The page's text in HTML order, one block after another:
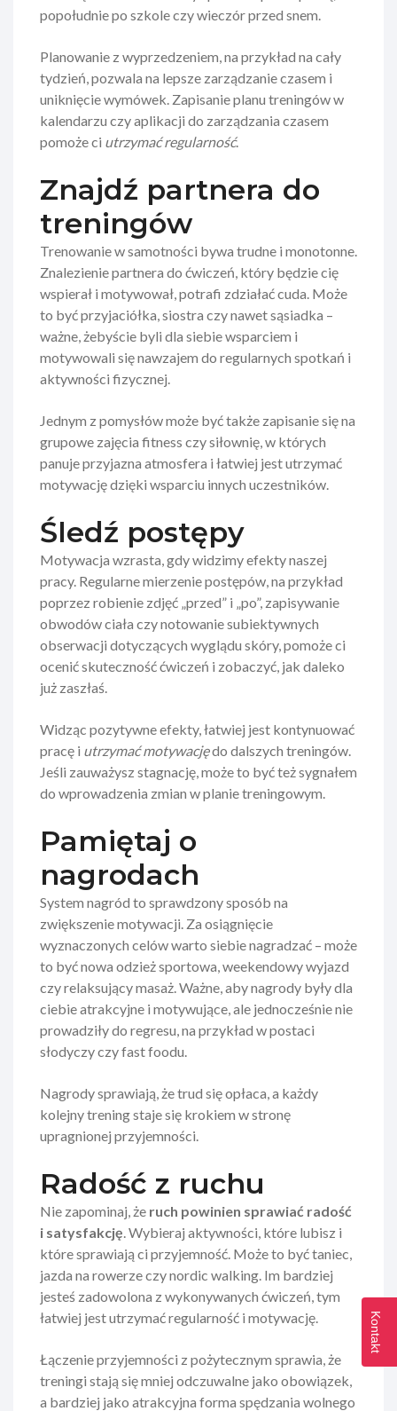
popołudnie po szkole czy wieczór przed snem.
Planowanie z wyprzedzeniem, na przykład na cały
tydzień, pozwala na lepsze zarządzanie czasem i
uniknięcie wymówek. Zapisanie planu treningów w
kalendarzu czy aplikacji do zarządzania czasem
pomoże ci utrzymać regularność.
Znajdź partnera do
treningów
Trenowanie w samotności bywa trudne i monotonne.
Znalezienie partnera do ćwiczeń, który będzie cię
wspierał i motywował, potrafi zdziałać cuda. Może
to być przyjaciółka, siostra czy nawet sąsiadka –
ważne, żebyście byli dla siebie wsparciem i
motywowali się nawzajem do regularnych spotkań i
aktywności fizycznej.
Jednym z pomysłów może być także zapisanie się na
grupowe zajęcia fitness czy siłownię, w których
panuje przyjazna atmosfera i łatwiej jest utrzymać
motywację dzięki wsparciu innych uczestników.
Śledź postępy
Motywacja wzrasta, gdy widzimy efekty naszej
pracy. Regularne mierzenie postępów, na przykład
poprzez robienie zdjęć „przed” i „po”, zapisywanie
obwodów ciała czy notowanie subiektywnych
obserwacji dotyczących wyglądu skóry, pomoże ci
ocenić skuteczność ćwiczeń i zobaczyć, jak daleko
już zaszłaś.
Widząc pozytywne efekty, łatwiej jest kontynuować
pracę i utrzymać motywacjędo dalszych treningów.
Jeśli zauważysz stagnację, może to być też sygnałem
do wprowadzenia zmian w planie treningowym.
Pamiętaj o
nagrodach
System nagród to sprawdzony sposób na
zwiększenie motywacji. Za osiągnięcie
wyznaczonych celów warto siebie nagradzać – może
to być nowa odzież sportowa, weekendowy wyjazd
czy relaksujący masaż. Ważne, aby nagrody były dla
ciebie atrakcyjne i motywujące, ale jednocześnie nie
prowadziły do regresu, na przykład w postaci
słodyczy czy fast foodu.
Nagrody sprawiają, że trud się opłaca, a każdy
kolejny trening staje się krokiem w stronę
upragnionej przyjemności.
Radość z ruchu
Nie zapominaj, że ruch powinien sprawiać radość
i satysfakcję . Wybieraj aktywności, które lubisz i
które sprawiają ci przyjemność. Może to być taniec,
jazda na rowerze czy nordic walking. Im bardziej
jesteś zadowolona z wykonywanych ćwiczeń, tym
łatwiej jest utrzymać regularność i motywację.
Łączenie przyjemności z pożytecznym sprawia, że
treningi stają się mniej odczuwalne jako obowiązek,
a bardziej jako atrakcyjna forma spędzania wolnego
Kontakt